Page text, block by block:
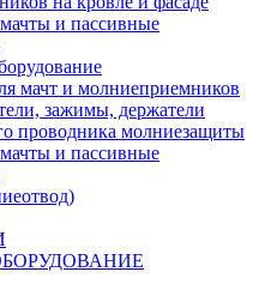
и пассивные
мачт и молниеприемников
зажимы, держатели
проводника молниезащиты
и пассивные